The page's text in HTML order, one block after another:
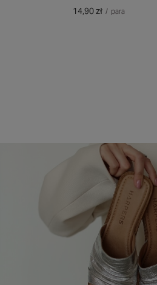
14,90 zł / para